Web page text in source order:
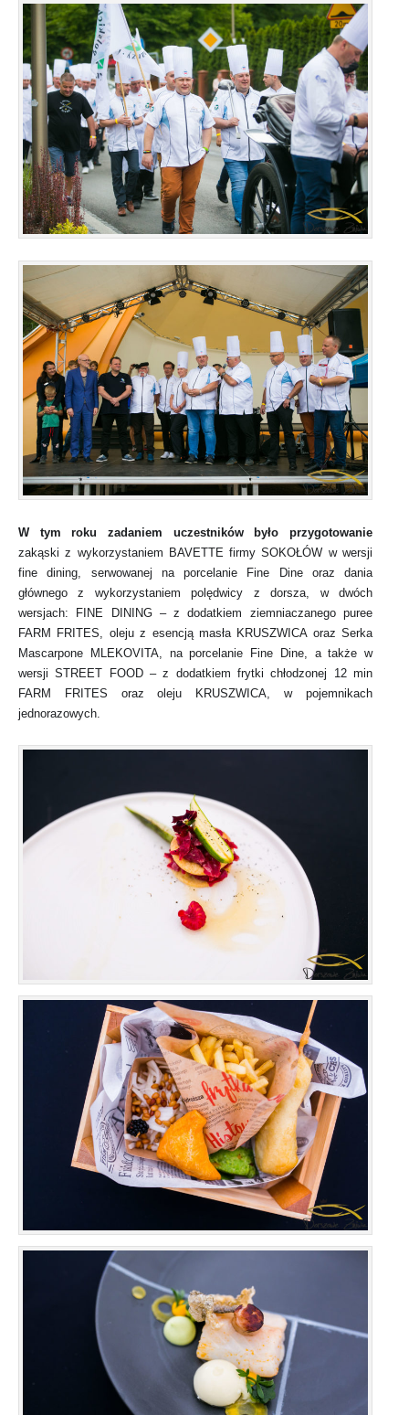
W tym roku zadaniem uczestników było przygotowanie
zakąski z wykorzystaniem BAVETTE firmy SOKOŁÓW w wersji
fine dining, serwowanej na porcelanie Fine Dine oraz dania
głównego z wykorzystaniem polędwicy z dorsza, w dwóch
wersjach: FINE DINING – z dodatkiem ziemniaczanego puree
FARM FRITES, oleju z esencją masła KRUSZWICA oraz Serka
Mascarpone MLEKOVITA, na porcelanie Fine Dine, a także w
wersjiSTREET FOOD – z dodatkiem frytki chłodzonej 12 min
FARM FRITES oraz oleju KRUSZWICA, w pojemnikach
jednorazowych.